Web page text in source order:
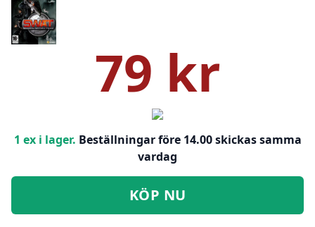
79 kr
1 ex i lager. Beställningar före 14.00 skickas samma
vardag
KÖP NU